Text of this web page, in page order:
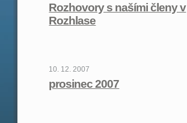
Rozhovory s našími členy v
Rozhlase
10. 12. 2007
prosinec 2007